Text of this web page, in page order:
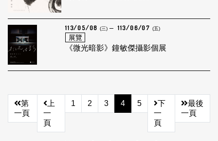
113/05/08 (三) 113/06/07 (五)
展覽
《微光暗影》鐘敏傑攝影個展
第
一頁
上
一
頁
1 2 3 4 5
下
一
頁
最後
一頁